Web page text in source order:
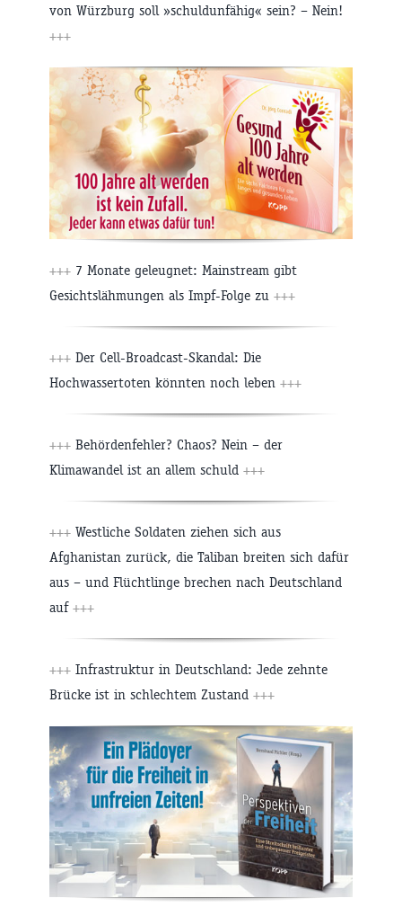
von Würzburg soll »schuldunfähig« sein? – Nein!
+++
+++ 7 Monate geleugnet: Mainstream gibt
Gesichtslähmungen als Impf-Folge zu +++
+++ Der Cell-Broadcast-Skandal: Die
Hochwassertoten könnten noch leben +++
+++ Behördenfehler? Chaos? Nein – der
Klimawandel ist an allem schuld +++
+++ Westliche Soldaten ziehen sich aus
Afghanistan zurück, die Taliban breiten sich dafür
aus – und Flüchtlinge brechen nach Deutschland
auf +++
+++ Infrastruktur in Deutschland: Jede zehnte
Brücke ist in schlechtem Zustand +++